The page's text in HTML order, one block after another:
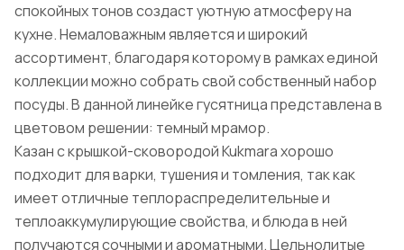
спокойных тонов создаст уютную атмосферу на
кухне. Немаловажным является и широкий
ассортимент, благодаря которому в рамках единой
коллекции можно собрать свой собственный набор
посуды. В данной линейке гусятница представлена в
цветовом решении: темный мрамор.
Казан с крышкой-сковородой Kukmara хорошо
подходит для варки, тушения и томления, так как
имеет отличные теплораспределительные и
теплоаккумулирующие свойства, и блюда в ней
получаются сочными и ароматными. Цельнолитые